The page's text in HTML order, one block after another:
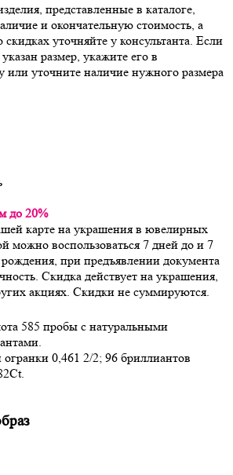
представленные в каталоге,
и окончательную стоимость, а
уточняйте у консультанта. Если
размер, укажите его в
или уточните наличие нужного размера
до 20%
карте на украшения в ювелирных
можно воспользоваться 7 дней до и 7
при предъявлении документа
Скидка действует на украшения,
акциях. Скидки не суммируются.
585 пробы с натуральными
0,461 2/2; 96 бриллиантов